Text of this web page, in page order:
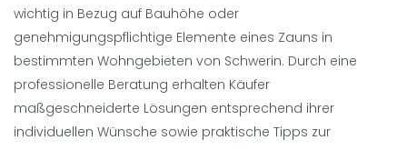
wichtig in Bezug auf Bauhöhe oder
genehmigungspflichtige Elemente eines Zauns in
bestimmten Wohngebieten von Schwerin. Durch eine
professionelle Beratung erhalten Käufer
maßgeschneiderte Lösungen entsprechend ihrer
individuellen Wünsche sowie praktische Tipps zur